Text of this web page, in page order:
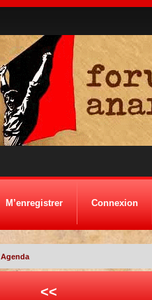
M’enregistrer Connexion
Agenda
<<